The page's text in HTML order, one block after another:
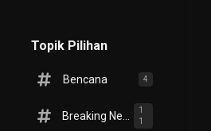
Topik Pilihan
Bencana 4
1
1